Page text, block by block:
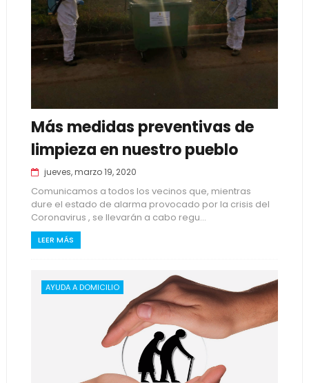
Más medidas preventivas de
limpieza en nuestro pueblo
jueves, marzo 19, 2020
Comunicamos a todos los vecinos que, mientras
dure el estado de alarma provocado por la crisis del
Coronavirus , se llevarán a cabo regu...
LEER MÁS
AYUDA A DOMICILIO